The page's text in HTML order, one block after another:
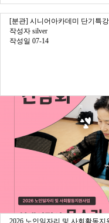
[분관] 시니어아카데미 단기특
작성자 silver
작성일 07-14
2026 노인일자리 및 사회활동지